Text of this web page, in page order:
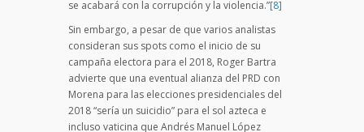
se acabará con la corrupción y la violencia.”[8]
Sin embargo, a pesar de que varios analistas
consideran sus spots como el inicio de su
campaña electora para el 2018, Roger Bartra
advierte que una eventual alianza del PRD con
Morena para las elecciones presidenciales del
2018 “sería un suicidio” para el sol azteca e
incluso vaticina que Andrés Manuel López